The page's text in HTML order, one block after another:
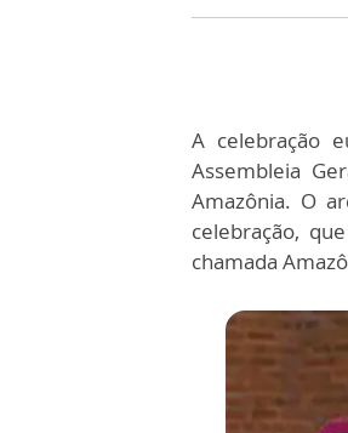
A celebração
Assembleia
Amazônia. O
celebração,
chamada